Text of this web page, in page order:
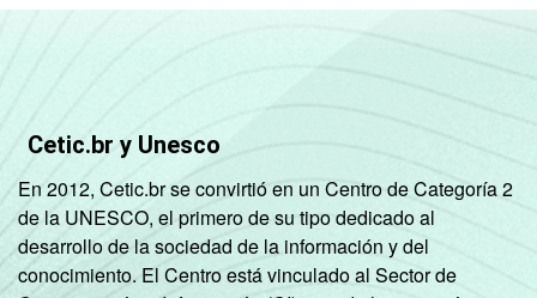
Cetic.br y Unesco
En 2012, Cetic.br se convirtió en un Centro de Categoría 2
de la UNESCO, el primero de su tipo dedicado al
desarrollo de la sociedad de la información y del
conocimiento. El Centro está vinculado al Sector de